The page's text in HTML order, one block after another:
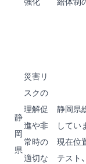
強化
給体制
静
岡
県
災害リ
スクの
理解促
進や非
常時の
適切な
静岡県
してい
現在位
テスト